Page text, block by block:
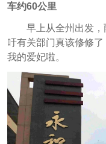
车约60公里
早上从全州出发
吁有关部门真该修修
我的爱妃啦。